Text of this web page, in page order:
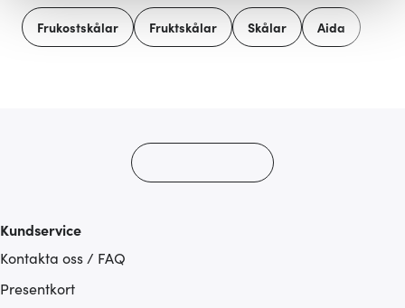
ska anpassas efter det som vi tror att du tycker om. Det
gör också att vi kan analysera vår trafik och göra
Frukostskålar Fruktskålar Skålar Aida
Kundservice
Kontakta oss / FAQ
Presentkort